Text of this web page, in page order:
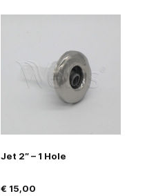
Jet 2″ – 1 Hole
€ 15,00